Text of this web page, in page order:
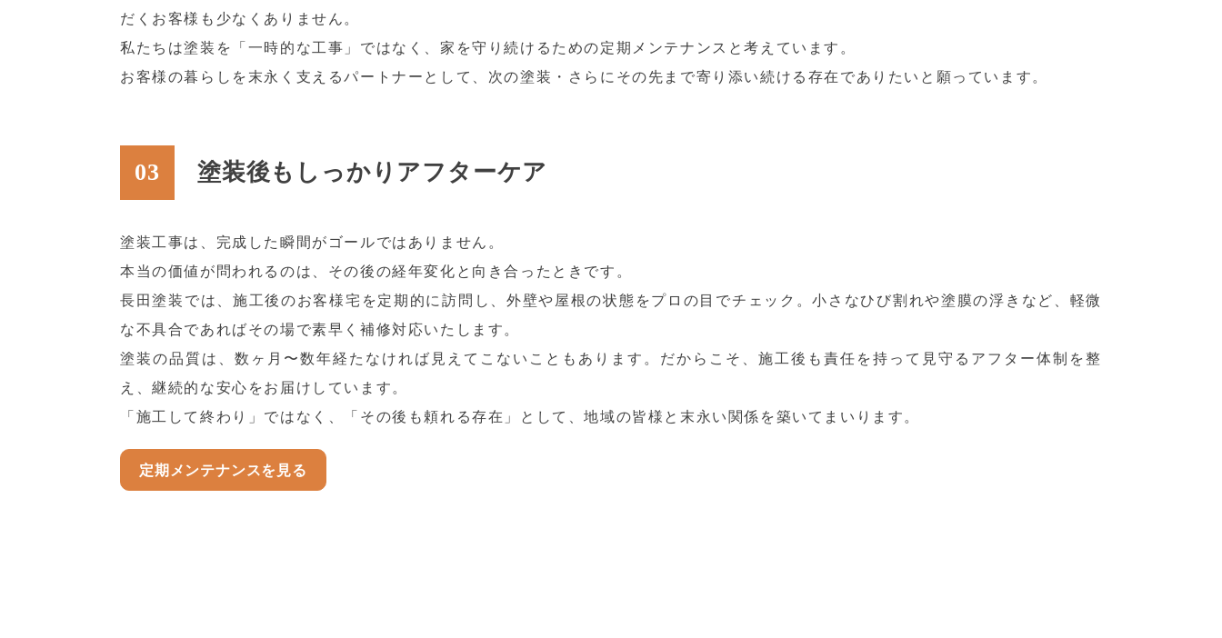
だくお客様も少なくありません。
私たちは塗装を「一時的な工事」ではなく、家を守り続けるための定期メンテナンスと考えています。
お客様の暮らしを末永く支えるパートナーとして、次の塗装・さらにその先まで寄り添い続ける存在でありたいと願っています。
03 塗装後もしっかりアフターケア
塗装工事は、完成した瞬間がゴールではありません。
本当の価値が問われるのは、その後の経年変化と向き合ったときです。
長田塗装では、施工後のお客様宅を定期的に訪問し、外壁や屋根の状態をプロの目でチェック。小さなひび割れや塗膜の浮きなど、軽微
な不具合であればその場で素早く補修対応いたします。
塗装の品質は、数ヶ月〜数年経たなければ見えてこないこともあります。だからこそ、施工後も責任を持って見守るアフター体制を整
え、継続的な安心をお届けしています。
「施工して終わり」ではなく、「その後も頼れる存在」として、地域の皆様と末永い関係を築いてまいります。
定期メンテナンスを見る